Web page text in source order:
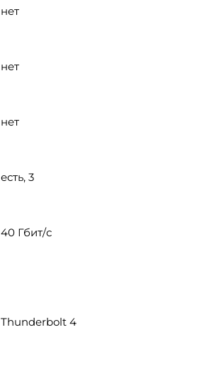
нет
нет
нет
есть, 3
40 Гбит/с
Thunderbolt 4